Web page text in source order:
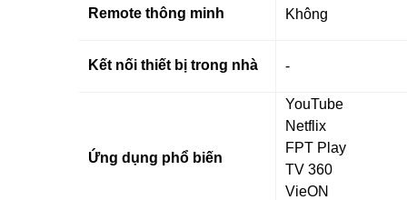
Remote thông minh Không
Kết nối thiết bị trong nhà -
Ứng dụng phổ biến
YouTube
Netflix
FPT Play
TV 360
VieON